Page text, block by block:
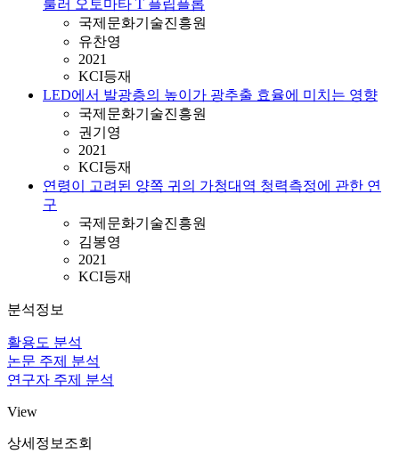
룰러 오토마타 T 플립플롭
국제문화기술진흥원
유찬영
2021
KCI등재
LED에서 발광층의 높이가 광추출 효율에 미치는 영향
국제문화기술진흥원
권기영
2021
KCI등재
연령이 고려된 양쪽 귀의 가청대역 청력측정에 관한 연
구
국제문화기술진흥원
김봉영
2021
KCI등재
분석정보
활용도 분석
논문 주제 분석
연구자 주제 분석
View
상세정보조회